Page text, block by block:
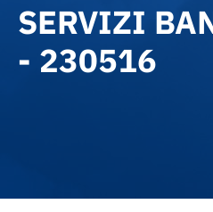
SERVIZI
- 230516